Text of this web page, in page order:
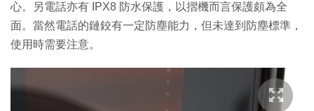
心。另電話亦有 IPX8 防水保護，以摺機而言保護頗為全
面。當然電話的鏈鉸有一定防塵能力，但未達到防塵標準，
使用時需要注意。